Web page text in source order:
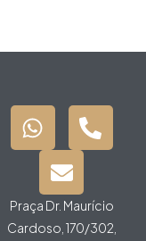
Praça Dr. Maurício
Cardoso, 170/302,